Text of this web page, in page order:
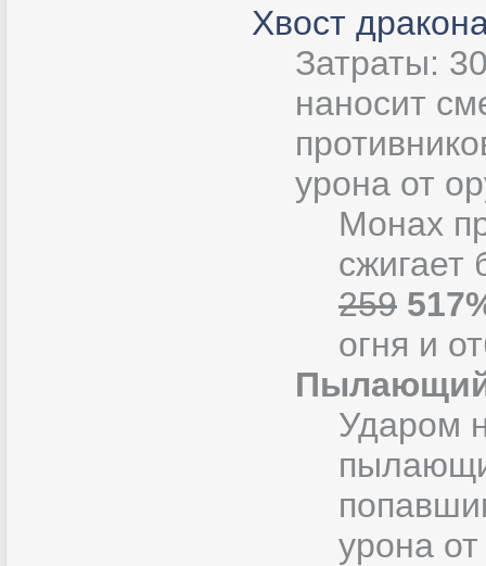
Хвост
Затраты:
наносит
урона от
Монах
сжигает
259
огня и
Ударом
урона